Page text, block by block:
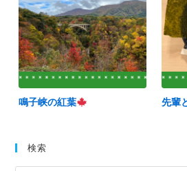
鳴子峡の紅葉 先輩
検索